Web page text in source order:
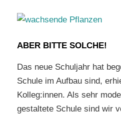
ABER BITTE SOLCHE!
Das neue Schuljahr hat
Schule im Aufbau sind,
Kolleg:innen. Als sehr
gestaltete Schule sind wir